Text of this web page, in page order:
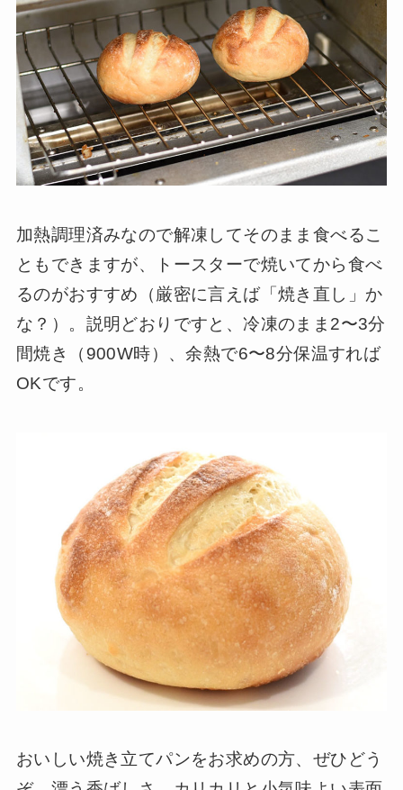
加熱調理済みなので解凍してそのまま食べるこ
ともできますが、トースターで焼いてから食べ
るのがおすすめ（厳密に言えば「焼き直し」か
な？）。説明どおりですと、冷凍のまま2〜3分
間焼き（900W時）、余熱で6〜8分保温すれば
OKです。
おいしい焼き立てパンをお求めの方、ぜひどう